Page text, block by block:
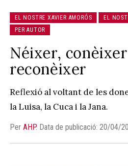
EL NOSTRE XAVIER AMORÓS
EL
PER AUTOR
Néixer,
reconèixer
Reflexió al voltant de les
la Luisa, la Cuca i la Jana.
Per AHP. Data de publicació: 20/04/